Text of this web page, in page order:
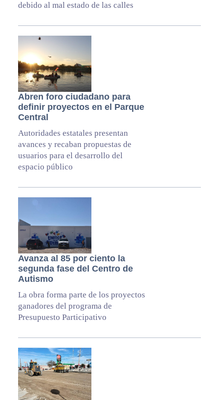
debido al mal estado de las calles
Abren foro ciudadano para
definir proyectos en el Parque
Central
Autoridades estatales presentan
avances y recaban propuestas de
usuarios para el desarrollo del
espacio público
Avanza al 85 por ciento la
segunda fase del Centro de
Autismo
La obra forma parte de los proyectos
ganadores del programa de
Presupuesto Participativo